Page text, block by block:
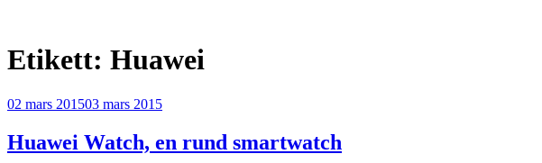
Etikett: Huawei
Publicerat
02 mars 201503 mars 2015
Huawei Watch, en rund smartwatch